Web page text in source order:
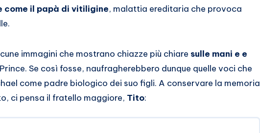
come il papà di vitiligine, malattia ereditaria che provoca
immagini che mostrano chiazze più chiare sulle mani e e
Se così fosse, naufragherebbero dunque quelle voci che
come padre biologico dei suo figli. A conservare la memoria
ci pensa il fratello maggiore, Tito: